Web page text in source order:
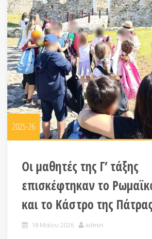
2025-26
Οι μαθητές της Γ’ τάξης
επισκέφτηκαν το
και το Κάστρο της
18 Μαΐου 2026 admin